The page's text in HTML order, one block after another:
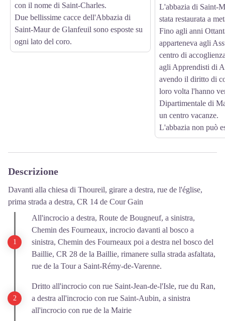
con il nome di Saint-Charles.
Due bellissime cacce dell'Abbazia di
Saint-Maur de Glanfeuil sono esposte su
ogni lato del coro.
L'abbazia di Saint-
stata restaurata a
Fino agli anni
apparteneva agli
centro di
agli Apprendisti di
avendo il diritto di
loro volta l'hanno
Dipartimentale di
un centro vacanze.
L'abbazia non può
Descrizione
Davanti alla chiesa di Thoureil, girare a destra, rue de l'église,
prima strada a destra, CR 14 de Cour Gain
All'incrocio a destra, Route de Bougneuf, a sinistra,
Chemin des Fourneaux, incrocio davanti al bosco a
sinistra, Chemin des Fourneaux poi a destra nel bosco del
Baillie, CR 28 de la Baillie, rimanere sulla strada asfaltata,
rue de la Tour a Saint-Rémy-de-Varenne.
Dritto all'incrocio con rue Saint-Jean-de-l'Isle, rue du Ran,
a destra all'incrocio con rue Saint-Aubin, a sinistra
all'incrocio con rue de la Mairie